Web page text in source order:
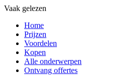
Vaak gelezen
Home
Prijzen
Voordelen
Kopen
Alle onderwerpen
Ontvang offertes